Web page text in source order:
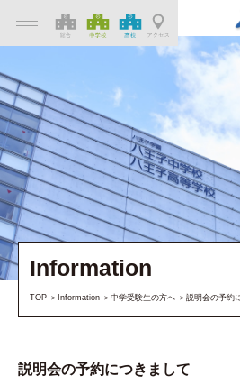
Information
TOP Information 中学受験生の方へ 説明会の予約
説明会の予約につきまして